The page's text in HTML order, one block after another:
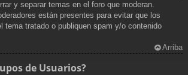
y separar temas en el foro que moderan.
están presentes para evitar que los
tema tratado o publiquen spam y/o contenido
Arriba
de Usuarios?